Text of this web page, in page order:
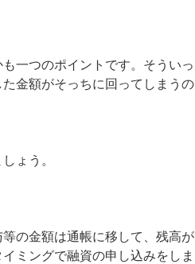
一つのポイントです。そういっ
金額がそっちに回ってしまうの
ょう。
の金額は通帳に移して、残高が
ミングで融資の申し込みをしま